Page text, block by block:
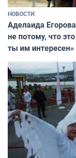
НОВОСТИ
Аделаида
не потому, что
ты им интересен»